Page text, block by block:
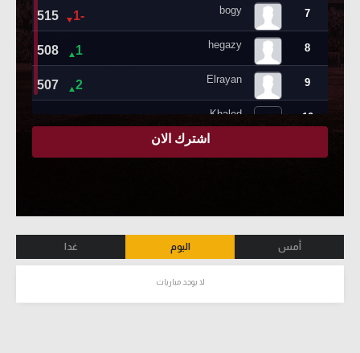
أمس اليوم غدا
لا يوجد مباريات